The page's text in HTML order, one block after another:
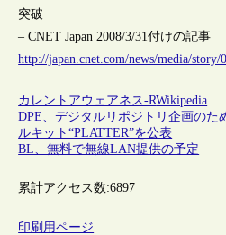
突破
– CNET Japan 2008/3/31付けの記事
http://japan.cnet.com/news/media/
カレントアウェアネス-RWikipedia
DPE、デジタルリポジトリ企画のた
ルキット“PLATTER”を公表
BL、無料で無線LAN提供の予定
累計アクセス数:6897
印刷用ページ